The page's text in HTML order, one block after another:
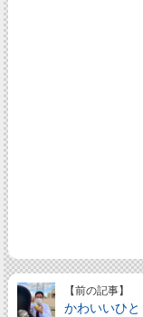
【前の記事】
かわいいひと